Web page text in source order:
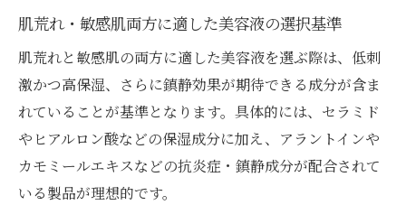
肌荒れ・敏感肌両方に適した美容液の選択基準
肌荒れと敏感肌の両方に適した美容液を選ぶ際は、低刺
激かつ高保湿、さらに鎮静効果が期待できる成分が含ま
れていることが基準となります。具体的には、セラミド
やヒアルロン酸などの保湿成分に加え、アラントインや
カモミールエキスなどの抗炎症・鎮静成分が配合されて
いる製品が理想的です。